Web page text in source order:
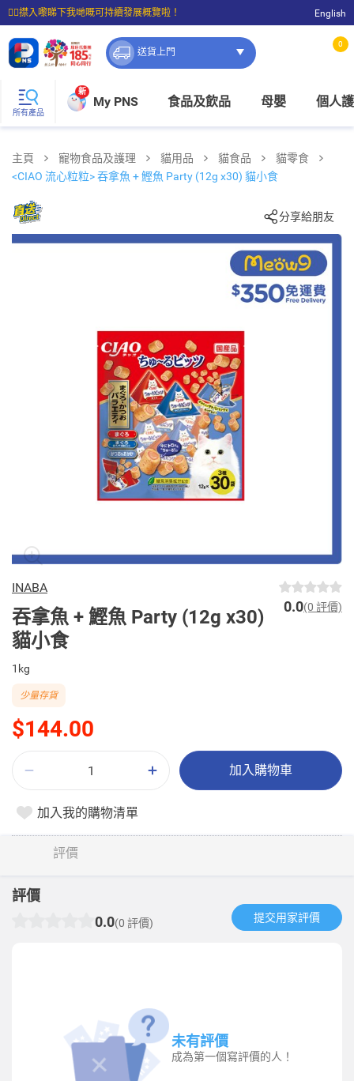
☝🏼㩒入嚟睇下我哋嘅可持續發展概覽啦！
⭐購物滿$399即享免費送貨；滿$100即可免費店取。
English
送貨上門
0
所有產品
新
My PNS 食品及飲品 母嬰 個人
主頁 寵物食品及護理 貓用品 貓食品
貓零食
<CIAO 流心粒粒> 吞拿魚 + 鰹魚 Party (12g x30) 貓小食
分享給朋友
INABA
吞拿魚 + 鰹魚 Party (12g x30)
貓小食
0.0(0 評價)
1kg
$144.00
少量存貨
加入購物車
加入我的購物清單
評價
評價
0.0(0 評價) 提交用家評價​
未有評價
成為第一個寫評價的人！